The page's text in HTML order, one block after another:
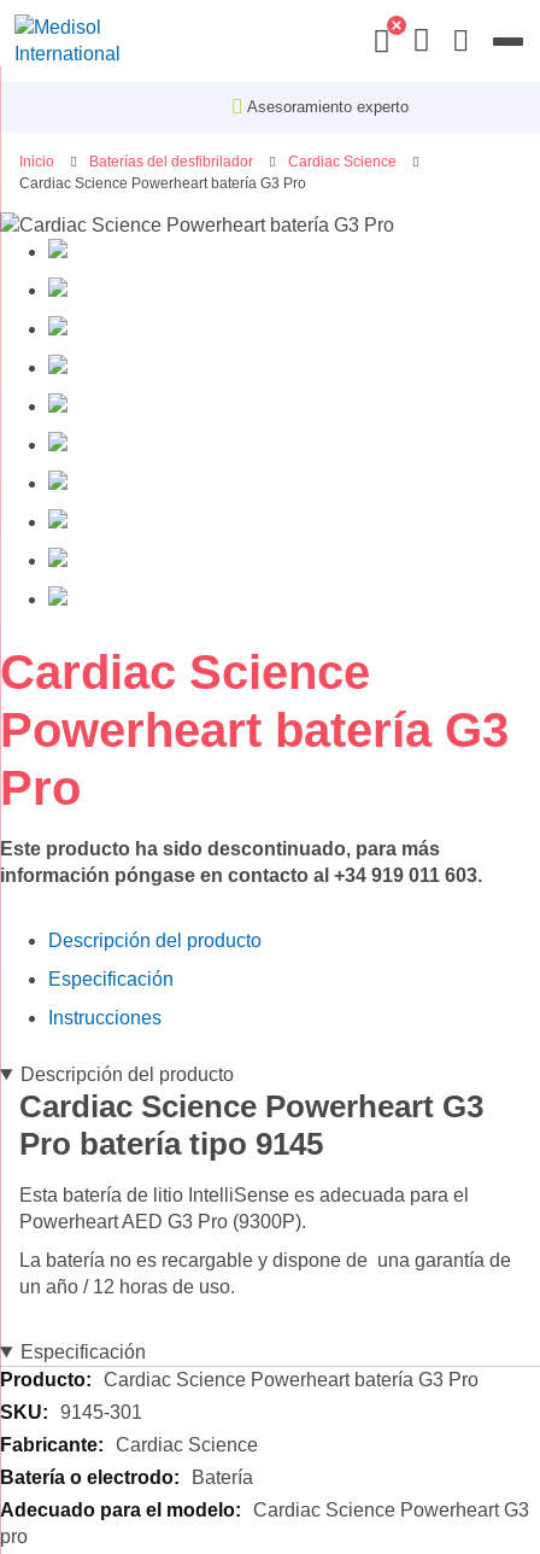
Asesoramiento experto
Inicio Baterías del desfibrilador
Cardiac Science
Cardiac Science Powerheart batería G3 Pro
Saltar
galería
imágenes
Saltar
al
de
galería
imágenes
Cardiac Science
Powerheart batería G3
Pro
Este producto ha sido descontinuado, para más
información póngase en contacto al +34 919 011 603.
Descripción del producto
Especificación
Instrucciones
Descripción del producto
Cardiac Science Powerheart G3
Pro batería tipo 9145
Esta batería de litio IntelliSense es adecuada para el
Powerheart AED G3 Pro (9300P).
La batería no es recargable y dispone de una garantía de
un año / 12 horas de uso.
Especificación
EspecificaciónCardiac Science Powerheart batería G3 Pro
9145-301
Cardiac Science
Batería
Cardiac Science Powerheart G3
pro